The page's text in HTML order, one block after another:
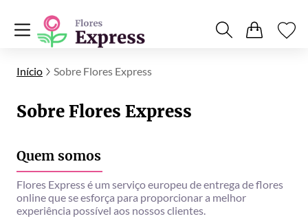
Início Sobre Flores Express
Sobre Flores Express
Quem somos
Flores Express é um serviço europeu de entrega de flores
online que se esforça para proporcionar a melhor
experiência possível aos nossos clientes.